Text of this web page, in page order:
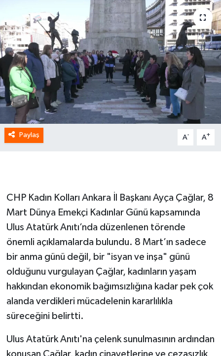
Paylaş A- A+
CHP Kadın Kolları Ankara İl Başkanı Ayça Çağlar, 8
Mart Dünya Emekçi Kadınlar Günü kapsamında
Ulus Atatürk Anıtı’nda düzenlenen törende
önemli açıklamalarda bulundu. 8 Mart’ın sadece
bir anma günü değil, bir "isyan ve inşa" günü
olduğunu vurgulayan Çağlar, kadınların yaşam
hakkından ekonomik bağımsızlığına kadar pek çok
alanda verdikleri mücadelenin kararlılıkla
süreceğini belirtti.
Ulus Atatürk Anıtı'na çelenk sunulmasının ardından